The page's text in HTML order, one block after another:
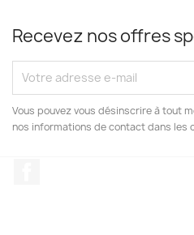
Recevez nos offres
Vous pouvez vous désinscrire à tout
nos informations de contact dans les